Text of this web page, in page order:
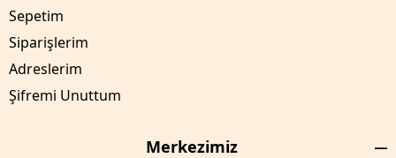
Sepetim
Siparişlerim
Adreslerim
Şifremi Unuttum
Merkezimiz